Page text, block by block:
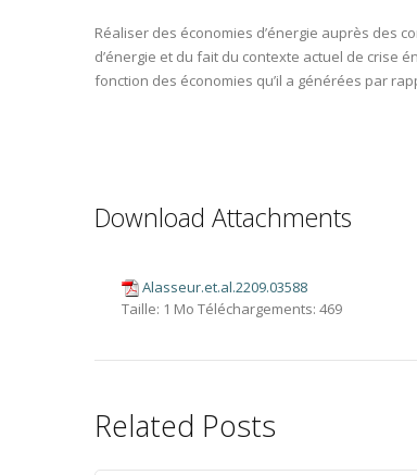
Réaliser des économies d’énergie auprès des
d’énergie et du fait du contexte actuel de crise
fonction des économies qu’il a générées par
Download Attachments
Alasseur.et.al.2209.03588
Taille: 1 Mo Téléchargements: 469
Related Posts